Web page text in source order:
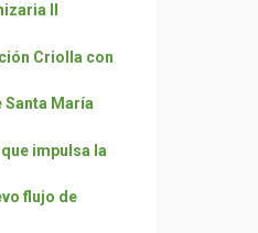
II
Criolla con
María
impulsa la
flujo de